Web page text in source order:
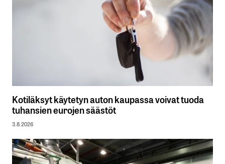
Kotiläksyt käytetyn auton kaupassa voivat tuoda
tuhansien eurojen säästöt
3.8.2026